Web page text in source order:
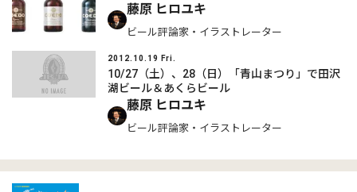
藤原 ヒロユキ
ビール評論家・イラストレーター
2012.10.19 Fri.
10/27（土）、28（日）「青山まつり」で田沢
湖ビール＆あくらビール
藤原 ヒロユキ
ビール評論家・イラストレーター